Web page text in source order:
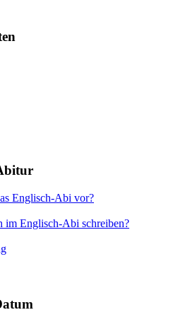
Englisch-Abi vor?
im Englisch-Abi schreiben?